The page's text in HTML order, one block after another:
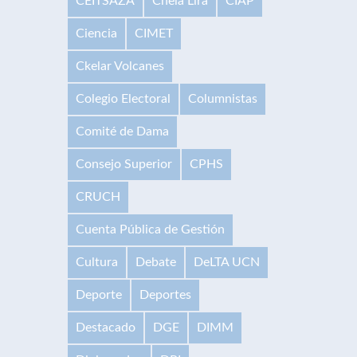
Ciencia CIMET
Ckelar Volcanes
Colegio Electoral Columnistas
Comité de Dama
Consejo Superior CPHS
CRUCH
Cuenta Pública de Gestión
Cultura Debate DeLTA UCN
Deporte Deportes
Destacado DGE DIMM